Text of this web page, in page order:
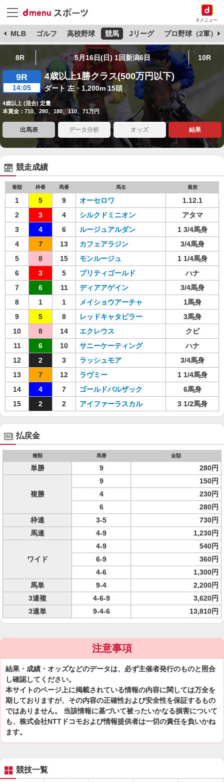
dメニュー
MLB ゴルフ 高校野球 競馬 Jリーグ プロ野球（2軍）
8R 5月16日(日) 1回新潟6日 10R
9R
14:05
4歳以上1勝クラス(500万円以下)
ダート 左・1,200m 15頭
4歳以上 (混合) 定量
本賞金：710、280、180、110、71万円
出馬表 データ分析 オッズ 結果
競走成績
着順 枠番 馬番 馬名 着差
1 5 9 オーセロワ
1.12.1
2
3 4 シルクドミニオン
アタマ
3
4 6 ルージュアルダン
1 3/4馬身
4
7 13 カフェアラジン
3/4馬身
5
8 15 モンルージュ
1 1/4馬身
6
3 5 プリティゴールド
ハナ
7
6 11 ディアアゲイン
3/4馬身
8
1 1 メイショウアーチャ
1馬身
9
5 8 レッドキャタピラー
3馬身
10
8 14 エクレウス
クビ
11
6 10 サニーケーティング
ハナ
12
2 3 ラッシュモア
3/4馬身
13
7 12 ラヴミー
1 1/4馬身
14
4 7 ゴールドバルザック
6馬身
15
2 2 アイファーラスカル 3 1/2馬身
払戻金
種類 馬番 金額
単勝 9 280円
複勝
9
150円
4
230円
6
280円
枠連
3-5
730円
馬連
4-9 1,230円
ワイド
4-9
540円
6-9
360円
4-6
1,300円
馬単
9-4
2,200円
3連複
4-6-9
3,620円
3連単
9-4-6 13,810円
注意事項
結果・成績・オッズなどのデータは、必ず主催者発行のものと照合
し確認してください。
本サイトのページ上に掲載されている情報の内容に関しては万全を
期しておりますが、その内容の正確性および安全性を保証するもの
ではありません。 当該情報に基づいて被ったいかなる損害について
も、株式会社NTTドコモおよび情報提供者は一切の責任を負いかね
ます。
競技一覧